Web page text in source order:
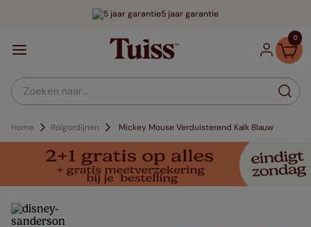
5 jaar garantie
0
Zoeken naar...
Home Rolgordijnen Mickey Mouse Verduisterend Kalk Blauw